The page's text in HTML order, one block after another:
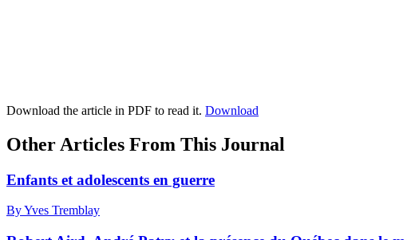
Download the article in PDF to read it. Download
Other Articles From This Journal
Enfants et adolescents en guerre
By Yves Tremblay